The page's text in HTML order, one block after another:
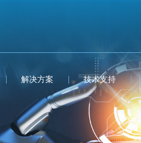
解决方案 技术支持